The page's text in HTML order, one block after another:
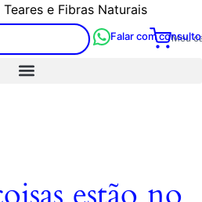
Teares e Fibras Naturais
Meu
Falar com